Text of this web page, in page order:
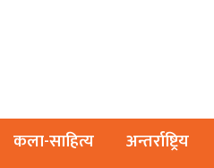
कला-साहित्य अन्तर्राष्ट्रिय